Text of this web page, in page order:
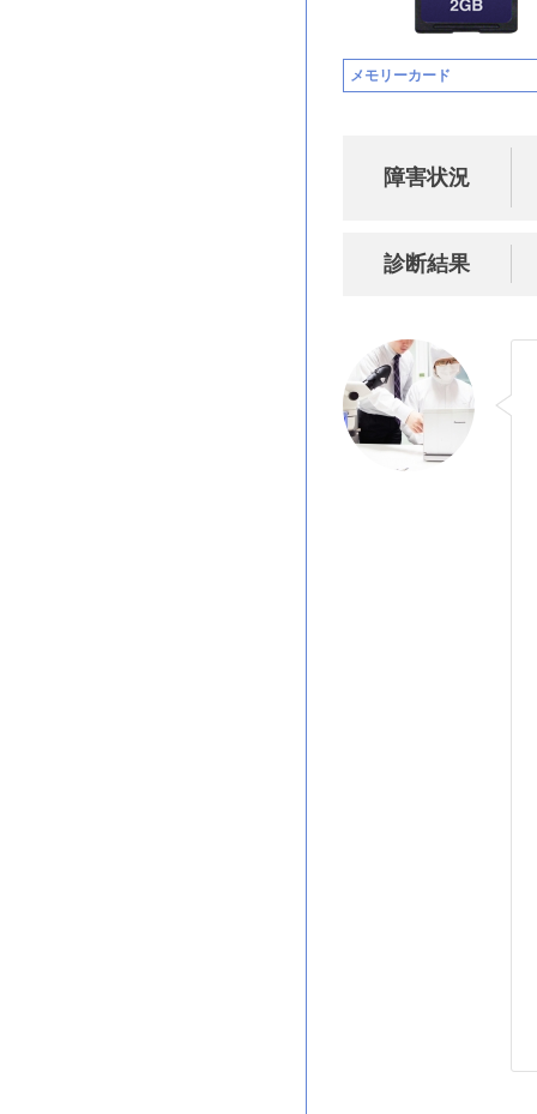
メモリーカード
障害状況
診断結果